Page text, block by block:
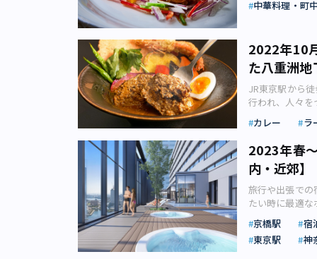
渡すときの言
合うと良いの
ートです。 相
立てましょう
宮前4-8-2 TEL
トロ銀座線・半蔵門線・
モン味、「見ぃ
奈の木（JR東
ばな奈ワール
北1-43-7 TEL：
ケ谷駅より徒歩
区宇田川町15-1
渋谷駅より徒
ことのない風景
画面で見るだ
SNSに集まっ
によるコスメ
さい。 【知ら
どを使った造形
島屋リリースよ
下ろすロケーシ
ーシーズンズ
絶好のロケー
ラウンジ）」で
ーンティー」
ラを使用した
とコンパクトに
だけでしか体験
間限定の「シ
アグラブリュ
た「グリーン
ど、ショコラ
季節のティー
若緑色のセイ
東京地もとのせ
昭和初期の食通
省事務官・石
を渡り歩いて
なものはない
た。 なぜ東京
ことがその理
頃は殆んど街か
いて下落して
った東京の塩せ
塩せんべいだ
依然として家内
いの由来 『江
る草加せんべ
「草加だんご」
たのが草加せ
ょう。 JR東京
も注力していま
げる拠点とな
発信など、日本
す。 「
株式会社リリー
性を咲かせる
ご紹介します
家・小山薫堂
き上げた特別栽
を支えてきた
海苔弁 八重八
11:00～20:00
（画像：ヤン
ラリー」は、日
味、食感など、
ナルチョコレー
ナルリリース
ナルチョコレ
京」では、
ツ・カールト
CARLTON
ハート尽くしの
ビター、アプリ
す。ハート缶
クス入りの「ザ
フにした人気
入り・6個入り
オリジナルチ
ナッツやキャラ
ョナルリリース
ちょっと特別な
「来々軒」が
理は日本に定着
華スープが出
でしょう。 こ
自の発展を遂
料理は「中国料
理北京」が日本
すめのホテルメ
す。 宮廷料理
和牛とパパイ
ロポリタン「
味を生かしたフ
中は、第四弾の
中華料理・町
2022年10
た八重洲
JR東京駅から
行われ、人々
は、2022年に
またその他「ヤ
ます。 JR東
ューアルが行わ
った「ヤエチ
そこで、本記
グルメをご紹
いかがでしょ
まれていた八重
た。 ここでは
それぞれ見て
カレー ラ
2023年春
内・近郊】
旅行や出張での
たい時に最適
でも、話題の
トのシカマアキ
年も都内と近
京橋駅 宿
東京駅
神